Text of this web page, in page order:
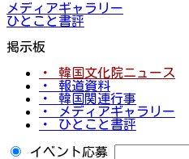
メディアギャラリー
ひとこと書評
掲示板
・ 韓国文化院ニュース
・ 報道資料
・ 韓国関連行事
・ メディアギャラリー
・ ひとこと書評
イベント応募